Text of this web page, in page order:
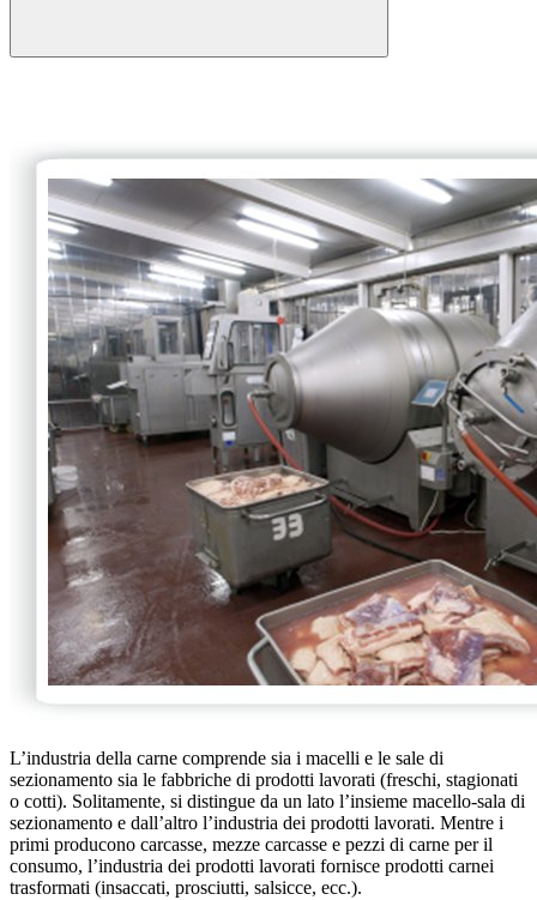
L’industria della carne comprende sia i macelli e le sale di
sezionamento sia le fabbriche di prodotti lavorati (freschi, stagionati
o cotti). Solitamente, si distingue da un lato l’insieme macello-sala di
sezionamento e dall’altro l’industria dei prodotti lavorati. Mentre i
primi producono carcasse, mezze carcasse e pezzi di carne per il
consumo, l’industria dei prodotti lavorati fornisce prodotti carnei
trasformati (insaccati, prosciutti, salsicce, ecc.).